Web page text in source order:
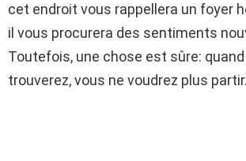
cet endroit vous rappellera un foyer
il vous procurera des sentiments
Toutefois, une chose est sûre:
trouverez, vous ne voudrez plus partir.